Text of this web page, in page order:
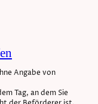
Angabe von
Tag, an dem Sie